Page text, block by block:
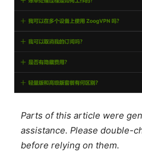
Parts of this article were
assistance. Please double-
before relying on them.